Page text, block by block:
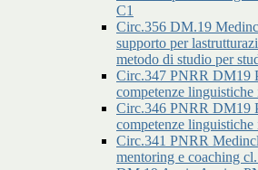
C1
Circ.356 DM.19
supporto per
metodo di studio per
Circ.347 PNRR DM19
competenze
Circ.346 PNRR DM19
competenze
Circ.341 PNRR
mentoring e coaching